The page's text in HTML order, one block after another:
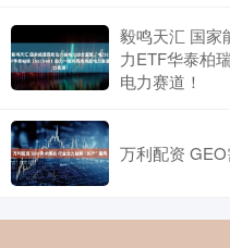
毅鸣天汇 国家
力ETF华泰柏
电力赛道！
万利配资 GEO